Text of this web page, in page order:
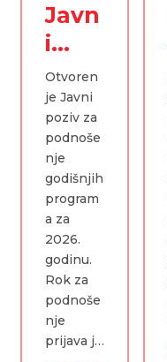
Javn
i
pozi
v za
2026
.
godi
nu
Otvoren
je Javni
poziv za
podnoše
nje
godišnjih
program
a za
2026.
godinu.
Rok za
podnoše
nje
prijava j…